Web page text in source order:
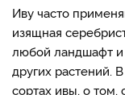
Иву часто
изящная
любой ландшафт
других растений.
сортах ивы, о